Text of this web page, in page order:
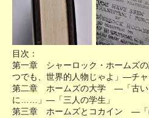
目次：
第一章 シャーロック・ホームズ
つでも、世界的人物じゃよ」―チ
第二章 ホームズの大学 ―「古い
に……」―「三人の学生」
第三章 ホームズとコカイン ―「